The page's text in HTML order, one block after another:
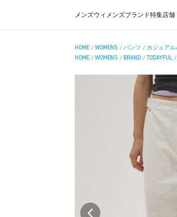
メンズウィメンズブランド特集店舗
HOME / WOMENS / パンツ / カジュアル
HOME / WOMENS / BRAND / TODAYFUL /